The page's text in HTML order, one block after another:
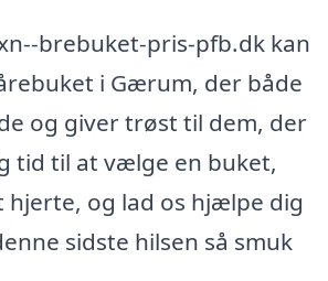
brebuket-pris-pfb.dk kan
i Gærum, der både
og giver trøst til dem, der
tid til at vælge en buket,
hjerte, og lad os hjælpe dig
sidste hilsen så smuk